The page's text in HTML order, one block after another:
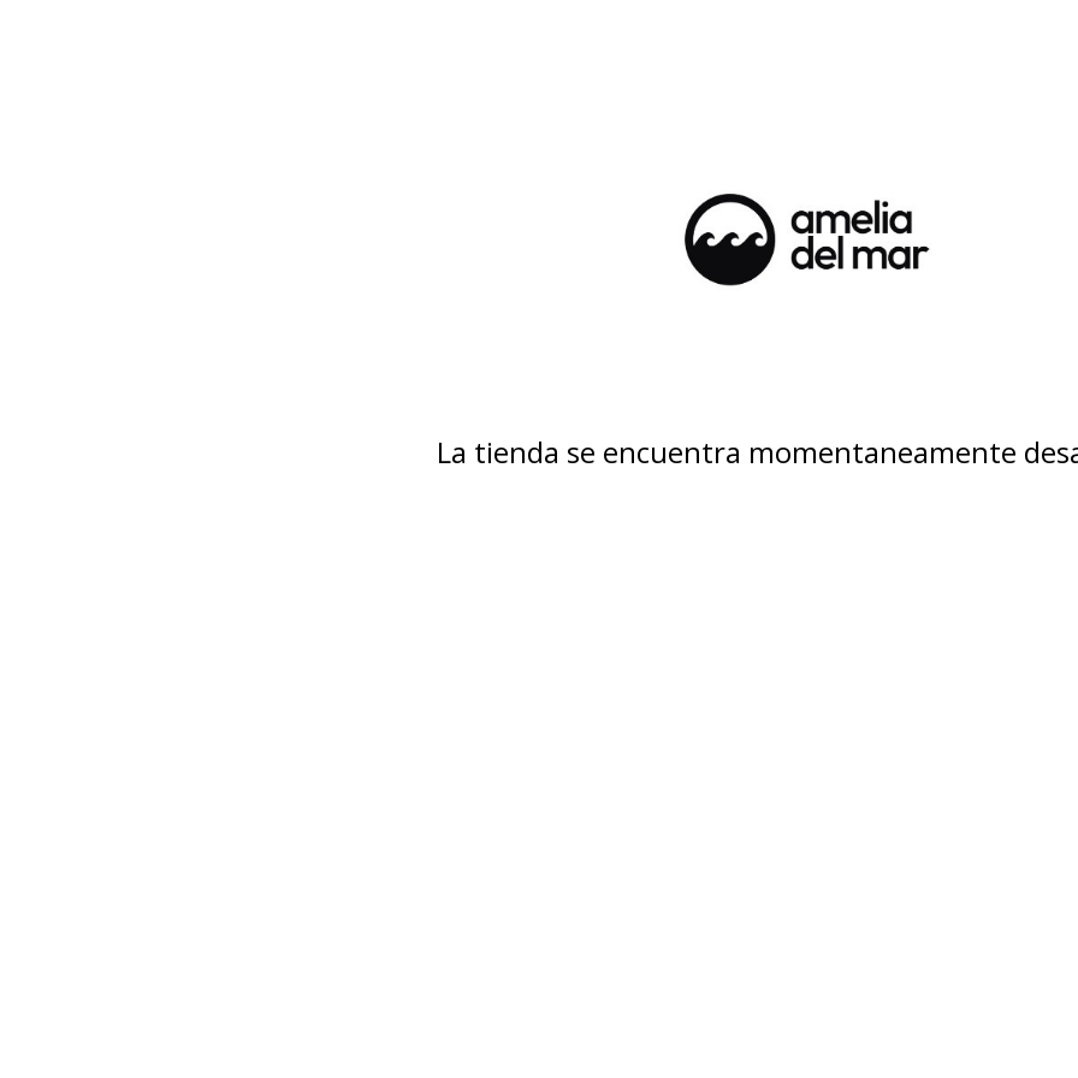
La tienda se encuentra momentaneamente